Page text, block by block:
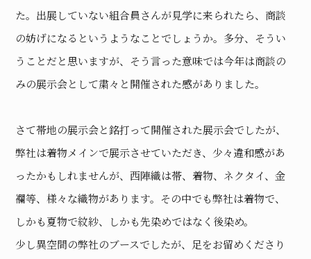
た。出展していない組合員さんが見学に来られたら、商談
の妨げになるというようなことでしょうか。多分、そうい
うことだと思いますが、そう言った意味では今年は商談の
みの展示会として粛々と開催された感がありました。
さて帯地の展示会と銘打って開催された展示会でしたが、
弊社は着物メインで展示させていただき、少々違和感があ
ったかもしれませんが、西陣織は帯、着物、ネクタイ、金
襴等、様々な織物があります。その中でも弊社は着物で、
しかも夏物で紋紗、しかも先染めではなく後染め。
少し異空間の弊社のブースでしたが、足をお留めくださり